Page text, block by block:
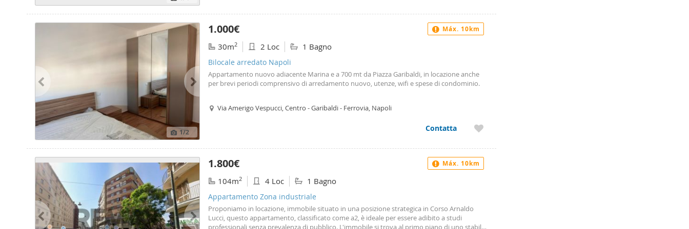
1/2
1.000€
30m2 2 Loc 1 Bagno
Bilocale arredato Napoli
Appartamento nuovo adiacente Marina e a 700 mt da Piazza Garibaldi, in locazione anche
per brevi periodi comprensivo di arredamento nuovo, utenze, wifi e spese di condominio.
Via Amerigo Vespucci, Centro - Garibaldi - Ferrovia, Napoli
Contatta
Máx. 10km
1.800€
104m2 4 Loc 1 Bagno
Appartamento Zona industriale
Proponiamo in locazione, immobile situato in una posizione strategica in Corso Arnaldo
Lucci, questo appartamento, classificato come a2, è ideale per essere adibito a studi
professionali senza prevalenza di pubblico. L'immobile si trova al primo piano di uno stabile
Máx. 10km